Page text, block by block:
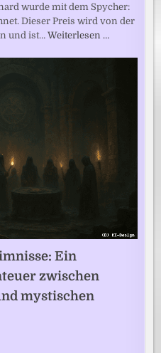
wurde mit dem Spycher:
Dieser Preis wird von der
und ist…Weiterlesen …
Ein
zwischen
mystischen